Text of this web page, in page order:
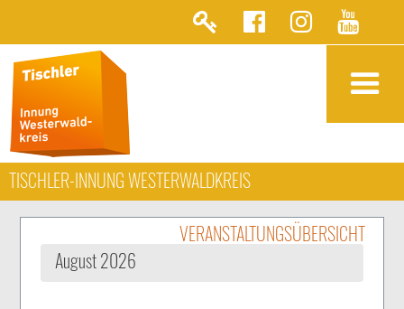
TISCHLER-INNUNG WESTERWALDKREIS
VERANSTALTUNGSÜBERSICHT
August 2026